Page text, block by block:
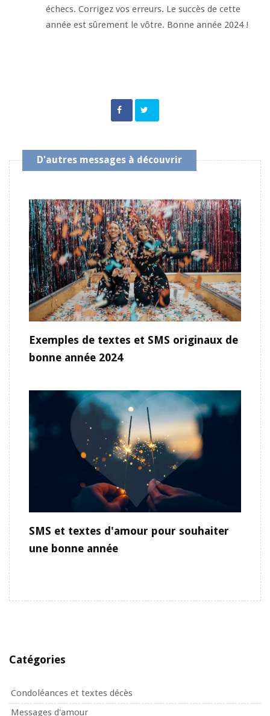
échecs. Corrigez vos erreurs. Le succès de cette
année est sûrement le vôtre. Bonne année 2024 !
D'autres messages à découvrir
Exemples de textes et SMS originaux de
bonne année 2024
SMS et textes d'amour pour souhaiter
une bonne année
Catégories
Condoléances et textes décès
Messages d'amour